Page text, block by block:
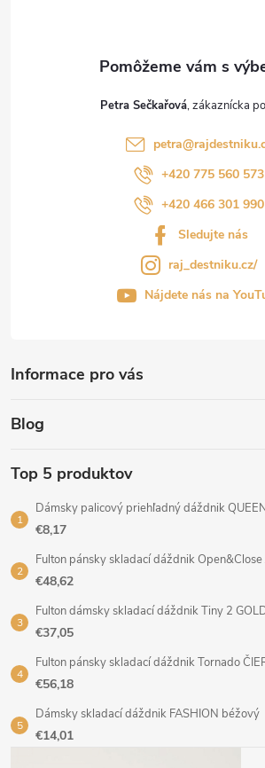
Informace pro vás
Blog
Top 5 produktov
Dámsky palicový priehľadný dáždnik
€8,17
Fulton pánsky skladací dáždnik Open&Close
€48,62
Fulton dámsky skladací dáždnik Tiny 2
€37,05
Fulton pánsky skladací dáždnik Tornado
€56,18
Dámsky skladací dáždnik FASHION béžový
€14,01
Petra Sečkařová
petra@
+420 775 560 573
+420 466 301 990
Sledujte nás
raj_destniku.cz/
Nájdete nás na